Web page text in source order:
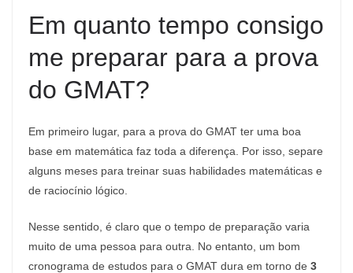
Em quanto tempo consigo
me preparar para a prova
do GMAT?
Em primeiro lugar, para a prova do GMAT ter uma boa
base em matemática faz toda a diferença. Por isso, separe
alguns meses para treinar suas habilidades matemáticas e
de raciocínio lógico.
Nesse sentido, é claro que o tempo de preparação varia
muito de uma pessoa para outra. No entanto, um bom
cronograma de estudos para o GMAT dura em torno de 3